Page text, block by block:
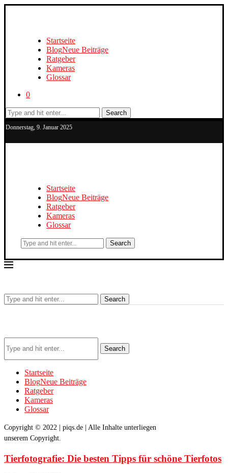
Startseite
BlogNeue Beiträge
Ratgeber
Kameras
Glossar
0
Search
Donnerstag, 9. Januar 2025
Startseite
BlogNeue Beiträge
Ratgeber
Kameras
Glossar
Search
Search
Search
Startseite
BlogNeue Beiträge
Ratgeber
Kameras
Glossar
Copyright © 2022 | piqs.de | Alle Inhalte unterliegen
unserem Copyright.
Tierfotografie: Die besten Tipps für schöne Tierfotos